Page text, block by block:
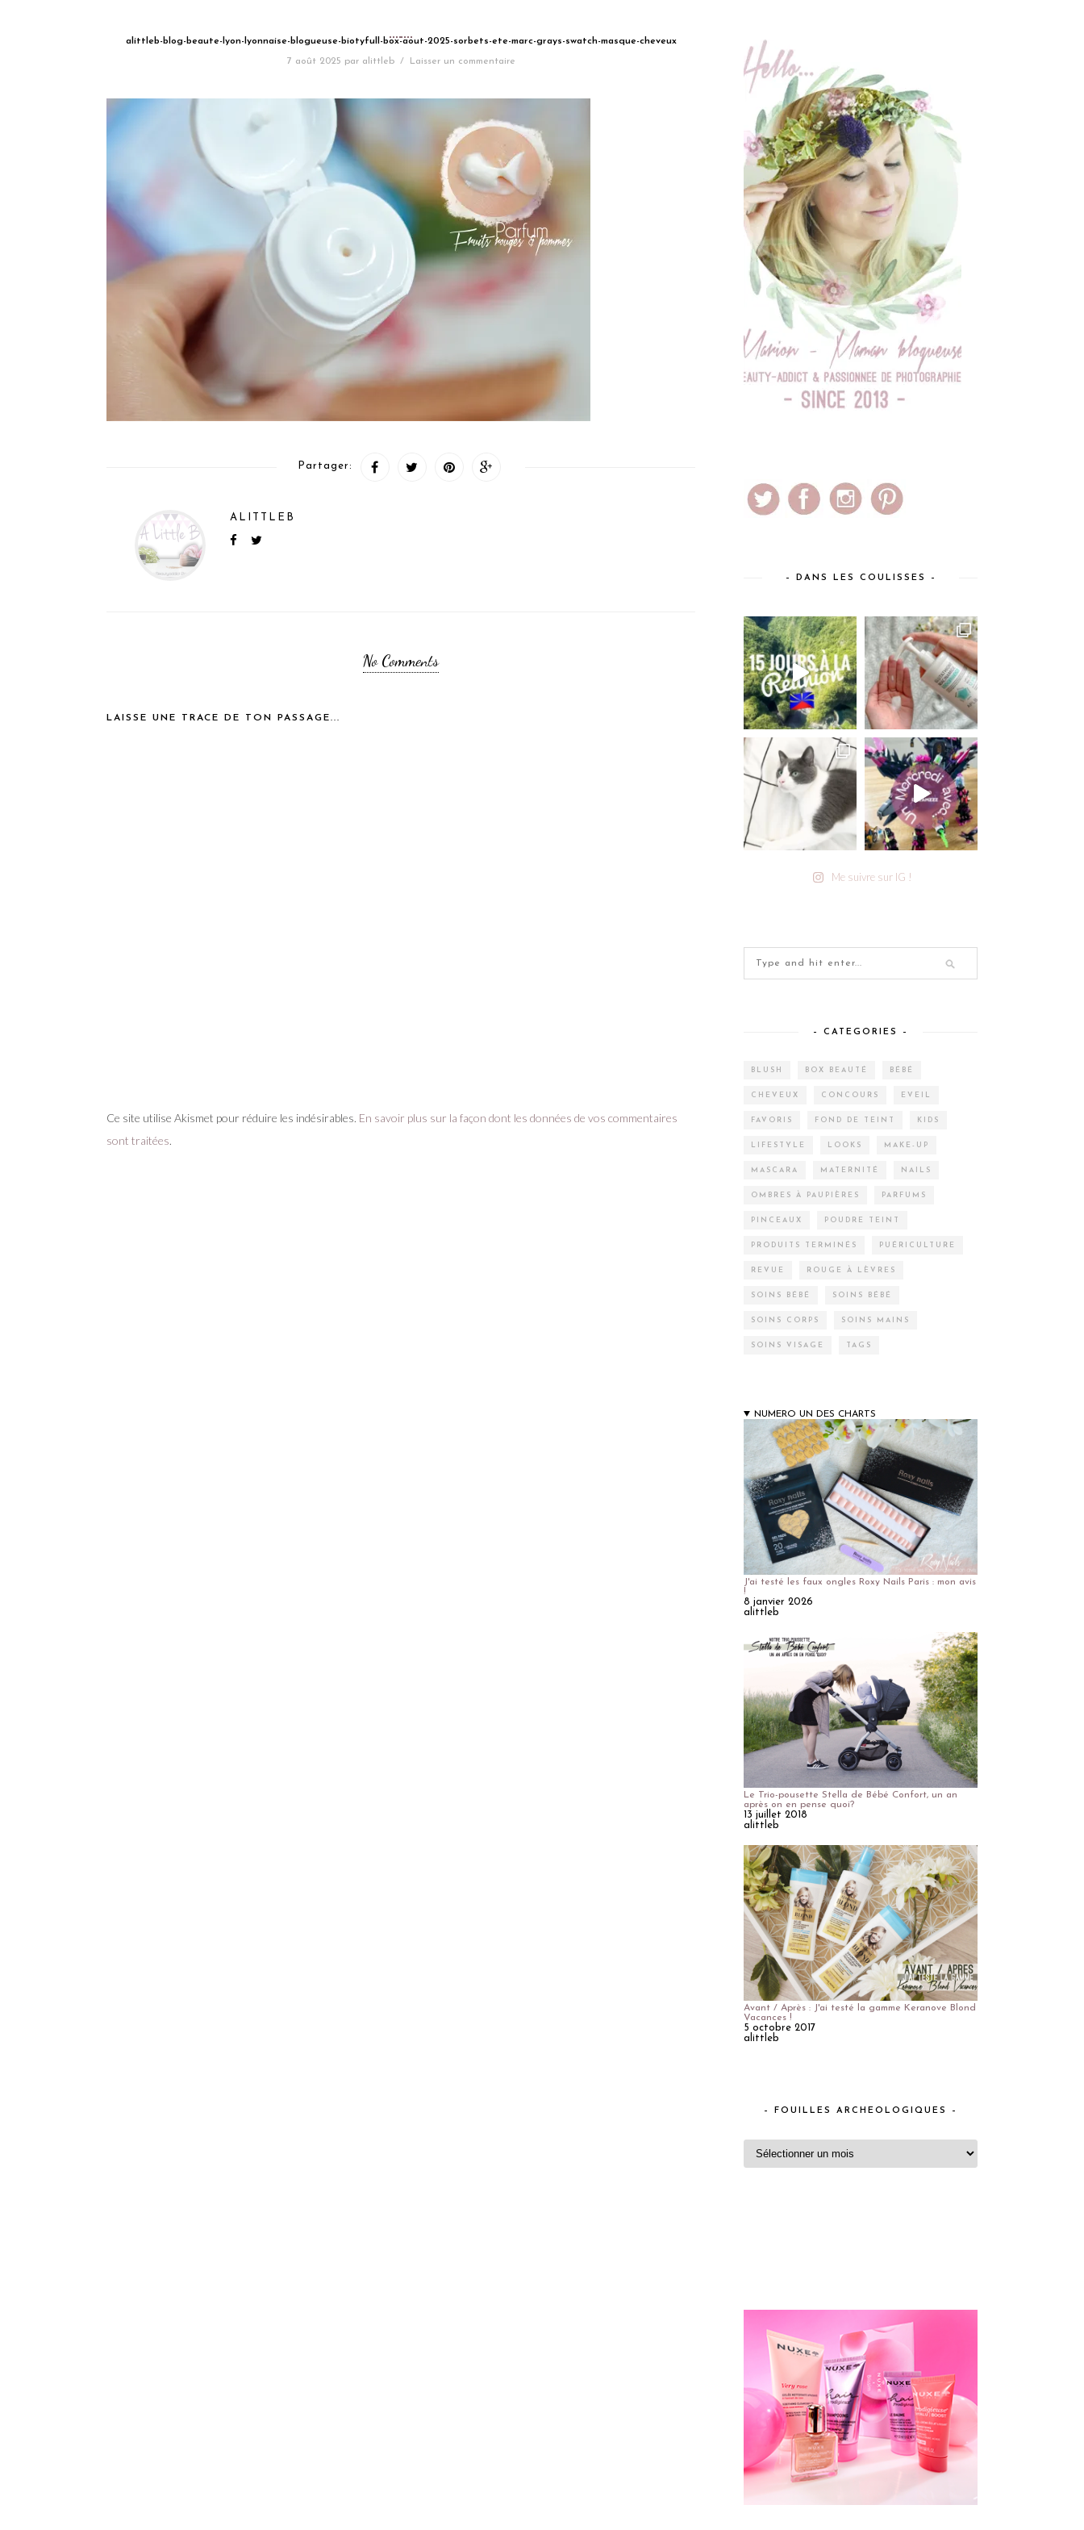
alittleb-blog-beaute-lyon-lyonnaise-blogueuse-biotyfull-box-aout-2025-sorbets-ete-marc-grays-swatch-masque-cheveux
7 août 2025 par alittleb / Laisser un commentaire
Partager:
ALITTLEB
No Comments
LAISSE UNE TRACE DE TON PASSAGE...
Ce site utilise Akismet pour réduire les indésirables. En savoir plus sur la façon dont les données de vos commentaires
sont traitées.
– DANS LES COULISSES –
Me suivre sur IG !
– CATEGORIES –
BLUSH BOX BEAUTÉ BÉBÉ
CHEVEUX CONCOURS EVEIL
FAVORIS FOND DE TEINT KIDS
LIFESTYLE LOOKS MAKE-UP
MASCARA MATERNITÉ NAILS
OMBRES À PAUPIÈRES PARFUMS
PINCEAUX POUDRE TEINT
PRODUITS TERMINÉS PUÉRICULTURE
REVUE ROUGE À LÈVRES
SOINS BÉBÉ SOINS BÉBÉ
SOINS CORPS SOINS MAINS
SOINS VISAGE TAGS
NUMERO UN DES CHARTS
J'ai testé les faux ongles Roxy Nails Paris : mon avis
!
8 janvier 2026
alittleb
Le Trio-pousette Stella de Bébé Confort, un an
après on en pense quoi?
13 juillet 2018
alittleb
Avant / Après : J'ai testé la gamme Keranove Blond
Vacances !
5 octobre 2017
alittleb
– FOUILLES ARCHEOLOGIQUES –